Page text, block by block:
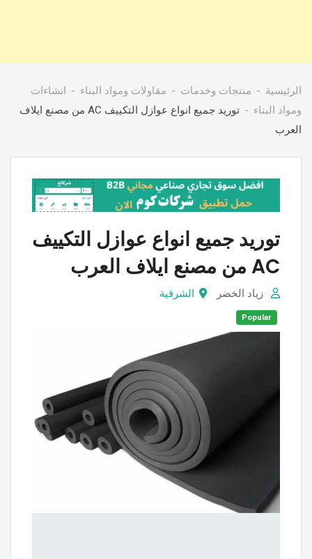
الرئيسية منتجات وخدمات مقاولات ومواد البناء
انشاءات
ومواد البناء
توريد جميع انواع عوازل التكييف AC من مصنع ايلاف
العرب
توريد جميع انواع عوازل التكييف
AC من مصنع ايلاف العرب
زياد الخضر الشرقية
Popular